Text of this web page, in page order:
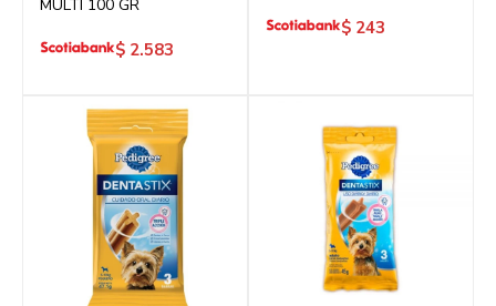
MULTI 100 GR
$ 2.583
$ 243